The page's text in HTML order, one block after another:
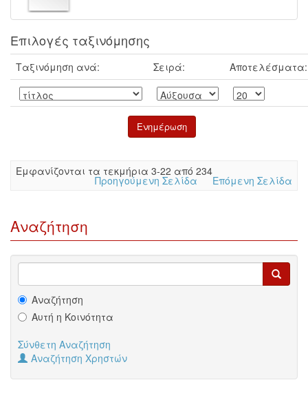
Επιλογές ταξινόμησης
Ταξινόμηση ανά: Σειρά: Αποτελέσματα:
Eμφανίζονται τα τεκμήρια 3-22 από 234
Προηγούμενη Σελίδα Επόμενη Σελίδα
Αναζήτηση
Αναζήτηση
Αυτή η Κοινότητα
Σύνθετη Αναζήτηση
Αναζήτηση Χρηστών